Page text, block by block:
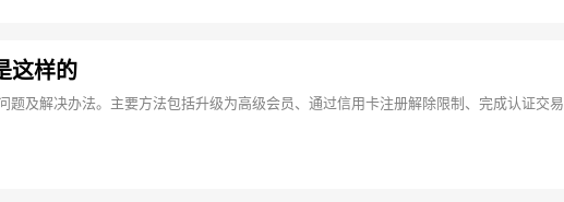
这样的
及解决办法。主要方法包括升级为高级会员、通过信用卡注册解除限制、完成认证交易